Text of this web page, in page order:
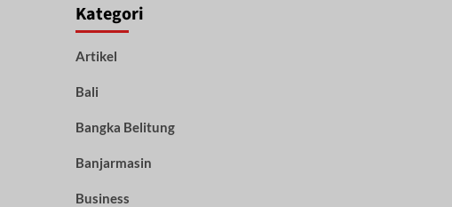
Kategori
Artikel
Bali
Bangka Belitung
Banjarmasin
Business